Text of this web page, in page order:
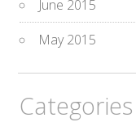
June 2015
May 2015
Categories